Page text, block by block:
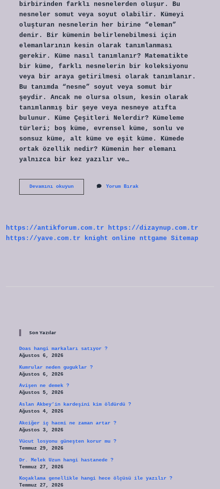
birbirinden farklı nesnelerden oluşur. Bu
nesneler somut veya soyut olabilir. Kümeyi
oluşturan nesnelerin her birine “eleman”
denir. Bir kümenin belirlenebilmesi için
elemanlarının kesin olarak tanımlanması
gerekir. Küme nasıl tanımlanır? Matematikte
bir küme, farklı nesnelerin bir koleksiyonu
veya bir araya getirilmesi olarak tanımlanır.
Bu tanımda “nesne” soyut veya somut bir
şeydir. Ancak ne olursa olsun, kesin olarak
tanımlanmış bir şeye veya nesneye atıfta
bulunur. Küme Çeşitleri Nelerdir? Kümeleme
türleri; boş küme, evrensel küme, sonlu ve
sonsuz küme, alt küme ve eşit küme. Kümede
ortak özellik nedir? Kümenin her elemanı
yalnızca bir kez yazılır ve…
Devamını okuyunKüme
Yorum Bırak
https://antikforum.com.tr
https://dizaynup.com.tr
https://yave.com.tr
knight online nttgame Sitemap
Son Yazılar
Doas hangi markaları satıyor ?
Ağustos 6, 2026
Kumrular neden guguklar ?
Ağustos 6, 2026
Avişen ne demek ?
Ağustos 5, 2026
Aslan Akbey’in kardeşini kim öldürdü ?
Ağustos 4, 2026
Akciğer iç hacmi ne zaman artar ?
Ağustos 3, 2026
Vücut losyonu güneşten korur mu ?
Temmuz 29, 2026
Dr. Melek Uzun hangi hastanede ?
Temmuz 27, 2026
Koçaklama genellikle hangi hece ölçüsü ile yazılır ?
Temmuz 27, 2026